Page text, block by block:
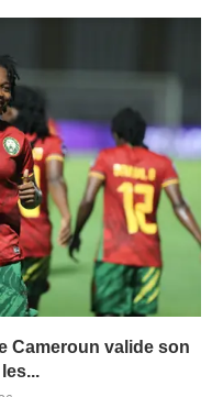
Cameroun valide son